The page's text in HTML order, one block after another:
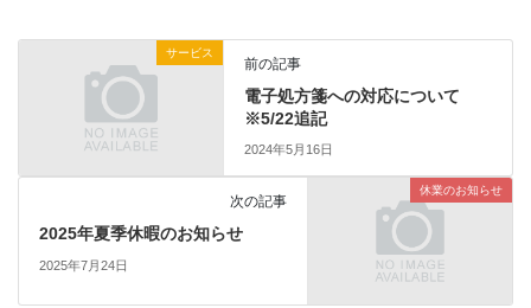
サービス
前の記事
電子処方箋への対応について
※5/22追記
2024年5月16日
休業のお知らせ
次の記事
2025年夏季休暇のお知らせ
2025年7月24日